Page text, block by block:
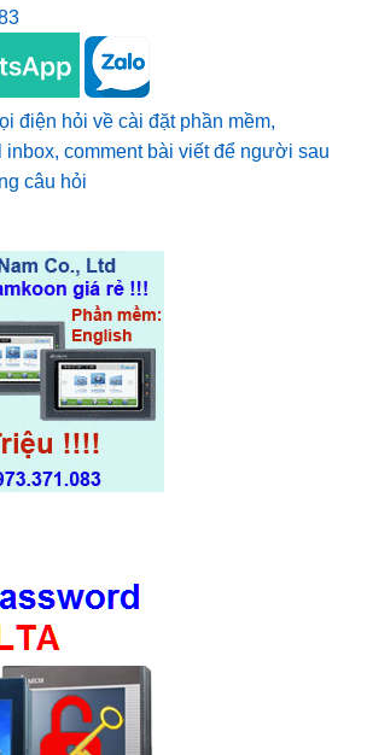
điện hỏi về cài đặt phần mềm,
inbox, comment bài viết để người sau
câu hỏi